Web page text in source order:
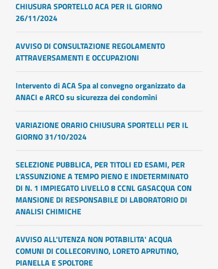
CHIUSURA SPORTELLO ACA PER IL GIORNO
26/11/2024
AVVISO DI CONSULTAZIONE REGOLAMENTO
ATTRAVERSAMENTI E OCCUPAZIONI
Intervento di ACA Spa al convegno organizzato da
ANACI e ARCO su sicurezza dei condomìni
VARIAZIONE ORARIO CHIUSURA SPORTELLI PER IL
GIORNO 31/10/2024
SELEZIONE PUBBLICA, PER TITOLI ED ESAMI, PER
L’ASSUNZIONE A TEMPO PIENO E INDETERMINATO
DI N. 1 IMPIEGATO LIVELLO 8 CCNL GASACQUA CON
MANSIONE DI RESPONSABILE DI LABORATORIO DI
ANALISI CHIMICHE
AVVISO ALL'UTENZA NON POTABILITA' ACQUA
COMUNI DI COLLECORVINO, LORETO APRUTINO,
PIANELLA E SPOLTORE